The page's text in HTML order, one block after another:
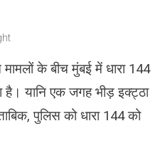
के बीच मुंबई में धारा 144
यानि एक जगह भीड़ इक्ट्ठा
पुलिस को धारा 144 को